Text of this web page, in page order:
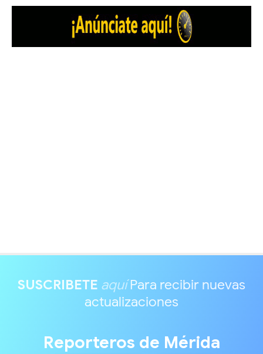
SUSCRIBETE aquíPara recibir nuevas
actualizaciones
Reporteros de Mérida